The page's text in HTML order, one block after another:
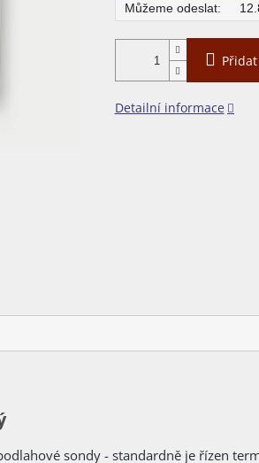
Detailní informace
sondy - standardně je řízen